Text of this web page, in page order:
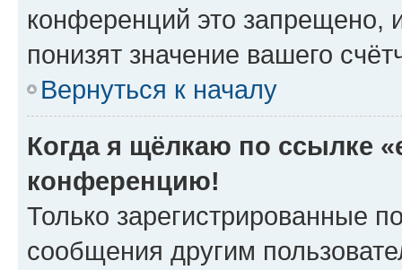
конференций это запрещено,
понизят значение вашего
Вернуться к началу
Когда я щёлкаю по ссылке
конференцию!
Только зарегистрированные
сообщения другим